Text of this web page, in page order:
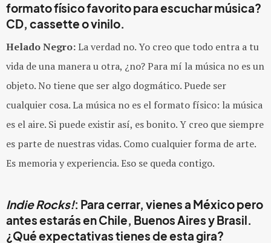
formato físico favorito para escuchar música?
CD, cassette o vinilo.
Helado Negro:La verdad no. Yo creo que todo entra a tu
vida de una manera u otra, ¿no? Para mí la música no es un
objeto. No tiene que ser algo dogmático. Puede ser
cualquier cosa. La música no es el formato físico: la música
es el aire. Si puede existir así, es bonito. Y creo que siempre
es parte de nuestras vidas. Como cualquier forma de arte.
Es memoria y experiencia. Eso se queda contigo.
Indie Rocks!: Para cerrar, vienes a México pero
antes estarás en Chile, Buenos Aires y Brasil.
¿Qué expectativas tienes de esta gira?